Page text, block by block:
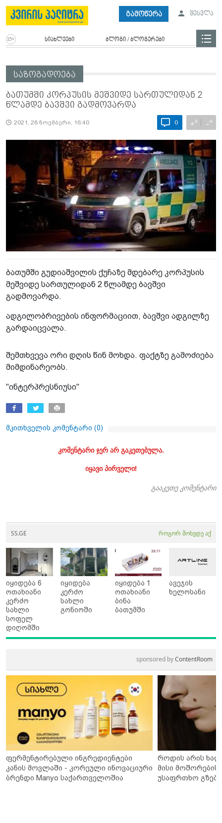
გამოწერა შესვლა
სიახლეები ბლოგი / ბლოგერები
საზოგადოება
ბათუმში კორპუსის მეშვიდე სართულიდან 2
წლამდე ბავშვი გადმოვარდა
2021, 28 ნოემბერი, 16:40 0 +A −A
ბათუმში გუდიაშვილის ქუჩაზე მდებარე კორპუსის
მეშვიდე სართულიდან 2 წლამდე ბავშვი
გადმოვარდა.
ადგილობრივების ინფორმაციით, ბავშვი ადგილზე
გარდაიცვალა.
შემთხვევა ორი დღის წინ მოხდა. ფაქტზე გამოძიება
მიმდინარეობს.
"ინტერპრესნიუსი"
მკითხველის კომენტარი (0)
კომენტარი ჯერ არ გაკეთებულა.
იყავი პირველი!
გააკეთე კომენტარი
SS.GE როგორ მოხვდე აქ
იყიდება 6
ოთახიანი
კერძო
სახლი
სოფელ
დიღომში
იყიდება
კერძო
სახლი
გონიოში
იყიდება 1
ოთახიანი
ბინა
ბათუმში
ავეჯის
ხელოსანი
sponsored byContentRoom
ფერმენტირებული ინგრედიენტები
კანის მოვლაში - კორეული ინოვაციური
ბრენდი Manyo საქართველოშია
როდის არის
მისი მოშორების
უსაფრთხო გზები